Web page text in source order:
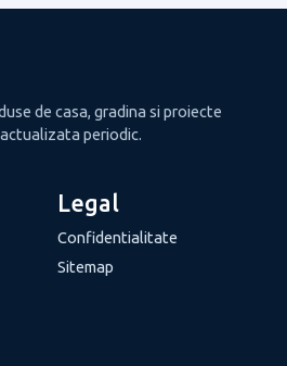
de casa, gradina si proiecte
periodic.
Legal
Confidentialitate
Sitemap